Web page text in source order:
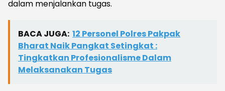
dalam menjalankan tugas.
BACA JUGA: 12 Personel Polres Pakpak
Bharat Naik Pangkat Setingkat :
Tingkatkan Profesionalisme Dalam
Melaksanakan Tugas